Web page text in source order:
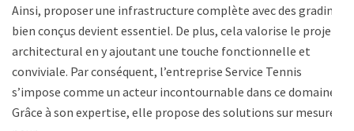
Ainsi, proposer une infrastructure complète avec des gradins
bien conçus devient essentiel. De plus, cela valorise le projet
architectural en y ajoutant une touche fonctionnelle et
conviviale. Par conséquent, l’entreprise Service Tennis
s’impose comme un acteur incontournable dans ce domaine.
Grâce à son expertise, elle propose des solutions sur mesure